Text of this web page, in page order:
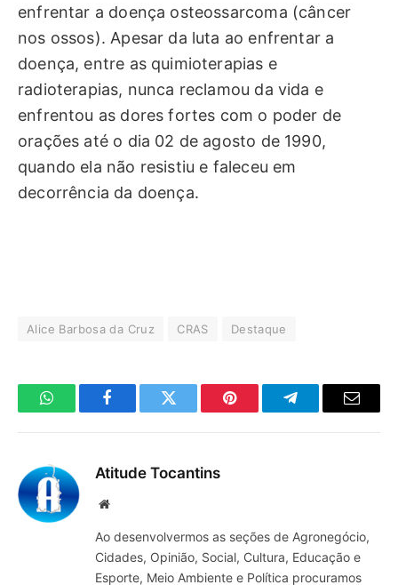
enfrentar a doença osteossarcoma (câncer
nos ossos). Apesar da luta ao enfrentar a
doença, entre as quimioterapias e
radioterapias, nunca reclamou da vida e
enfrentou as dores fortes com o poder de
orações até o dia 02 de agosto de 1990,
quando ela não resistiu e faleceu em
decorrência da doença.
Alice Barbosa da Cruz CRAS Destaque
WhatsAppFacebookTwitter Pinterest TelegramaE-
Atitude Tocantins
Site
Ao desenvolvermos as seções de Agronegócio,
Cidades, Opinião, Social, Cultura, Educação e
Esporte, Meio Ambiente e Política procuramos